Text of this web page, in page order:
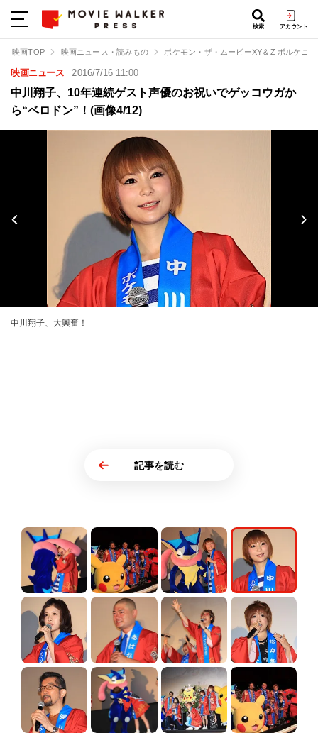
検索 アカウント
映画TOP 映画ニュース・読みもの ポケモン・ザ・ムービーXY＆Z ボルケニ
映画ニュース 2016/7/16 11:00
中川翔子、10年連続ゲスト声優のお祝いでゲッコウガか
ら“ベロドン”！(画像4/12)
中川翔子、大興奮！
記事を読む